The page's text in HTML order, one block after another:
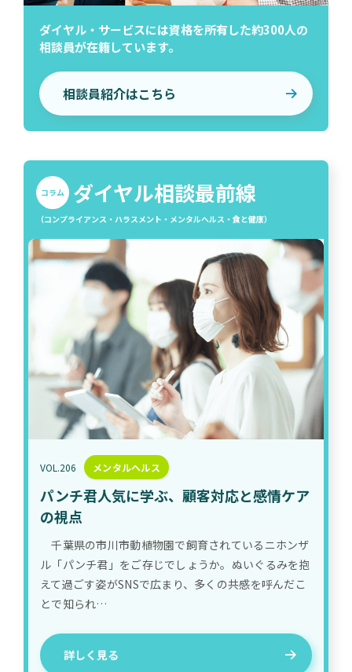
ダイヤル・サービスには資格を所有した約300人の
相談員が在籍しています。
相談員紹介はこちら
コラム ダイヤル相談最前線
（コンプライアンス・ハラスメント・メンタルヘルス・食と健康）
VOL.206 メンタルヘルス
パンチ君人気に学ぶ、顧客対応と感情ケア
の視点
千葉県の市川市動植物園で飼育されているニホンザ
ル「パンチ君」をご存じでしょうか。ぬいぐるみを抱
えて過ごす姿がSNSで広まり、多くの共感を呼んだこ
とで知られ…
詳しく見る